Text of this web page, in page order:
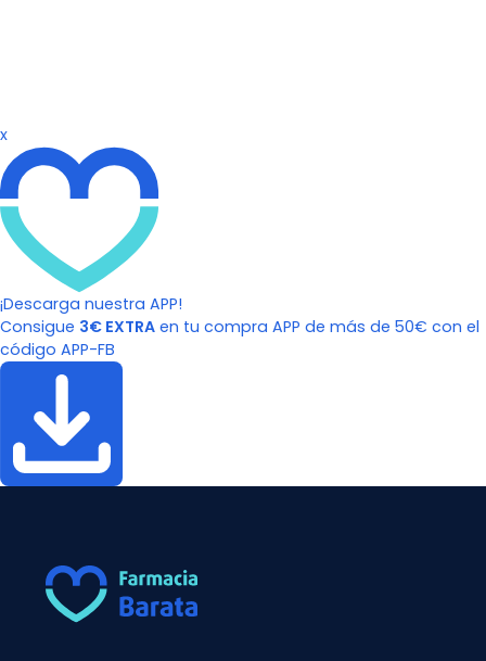
x
¡Descarga nuestra APP!
Consigue 3€ EXTRA en tu compra APP de más de 50€ con el
código APP-FB